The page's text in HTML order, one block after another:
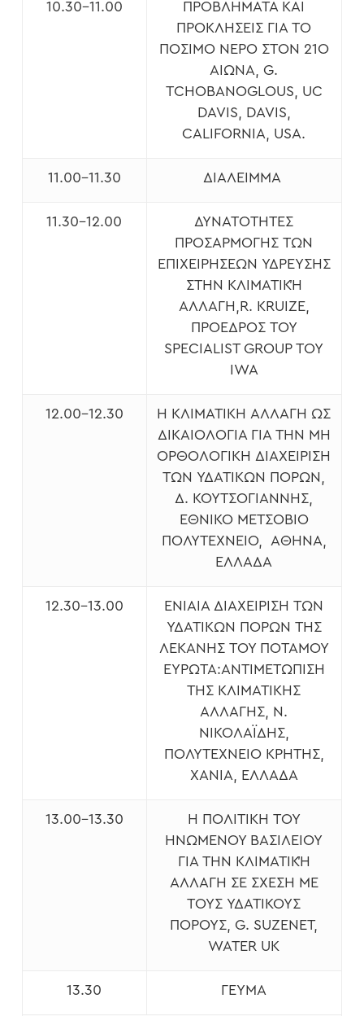
10.30-11.00
ΠΡΟΒΛΉΜΑΤΑ ΚΑΙ
ΠΡΟΚΛΉΣΕΙΣ ΓΙΑ ΤΟ
ΠΌΣΙΜΟ ΝΕΡΌ ΣΤΟΝ 21Ο
ΑΙΏΝΑ, G.
TCHOBANOGLOUS, UC
DAVIS, DAVIS,
CALIFORNIA, USA.
11.00-11.30 ΔΙΆΛΕΙΜΜΑ
11.30-12.00
ΔΥΝΑΤΌΤΗΤΕΣ
ΠΡΟΣΑΡΜΟΓΉΣ ΤΩΝ
ΕΠΙΧΕΙΡΉΣΕΩΝ ΥΔΡΕΥΣΗΣ
ΣΤΗΝ ΚΛΙΜΑΤΙΚΉ
ΑΛΛΑΓΉ,R. KRUIZE,
ΠΡΌΕΔΡΟΣ ΤΟΥ
SPECIALIST GROUP ΤΟΥ
IWA
12.00-12.30
Η ΚΛΙΜΑΤΙΚΉ ΑΛΛΑΓΉ ΩΣ
ΔΙΚΑΙΟΛΟΓΊΑ ΓΙΑ ΤΗΝ ΜΗ
ΟΡΘΟΛΟΓΙΚΉ ΔΙΑΧΕΊΡΙΣΗ
ΤΩΝ ΥΔΑΤΙΚΏΝ ΠΌΡΩΝ,
Δ. ΚΟΥΤΣΟΓΙΆΝΝΗΣ,
ΕΘΝΙΚΌ ΜΕΤΣΌΒΙΟ
ΠΟΛΥΤΕΧΝΕΊΟ, ΑΘΉΝΑ,
ΕΛΛΆΔΑ
12.30-13.00
ΕΝΙΑΊΑ ΔΙΑΧΕΊΡΙΣΗ ΤΩΝ
ΥΔΑΤΙΚΏΝ ΠΌΡΩΝ ΤΗΣ
ΛΕΚΆΝΗΣ ΤΟΥ ΠΟΤΑΜΟΎ
ΕΥΡΏΤΑ:ΑΝΤΙΜΕΤΏΠΙΣΗ
ΤΗΣ ΚΛΙΜΑΤΙΚΉΣ
ΑΛΛΑΓΉΣ, N.
NΙΚΟΛΑΪΔΗΣ,
ΠΟΛΥΤΕΧΝΕΊΟ ΚΡΉΤΗΣ,
ΧΑΝΙΆ, ΕΛΛΆΔΑ
13.00-13.30
Η ΠΟΛΙΤΙΚΉ ΤΟΥ
ΗΝΩΜΈΝΟΥ ΒΑΣΙΛΕΊΟΥ
ΓΙΑ ΤΗΝ ΚΛΙΜΑΤΙΚΉ
ΑΛΛΑΓΉ ΣΕ ΣΧΈΣΗ ΜΕ
ΤΟΥΣ ΥΔΑΤΙΚΟΎΣ
ΠΌΡΟΥΣ, G. SUZENET,
WATER UK
13.30 ΓΕΎΜΑ